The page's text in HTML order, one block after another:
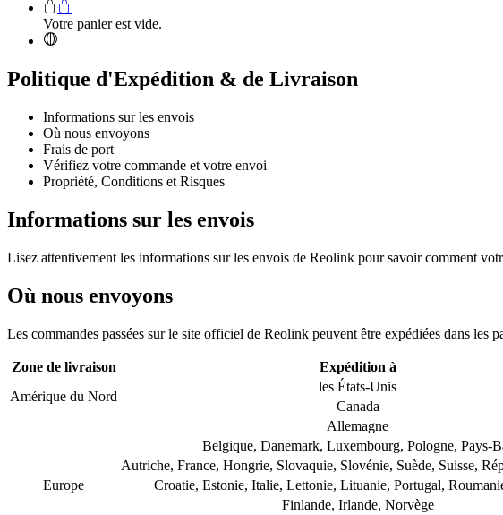
Votre panier est vide.
Politique d'Expédition & de Livraison
Informations sur les envois
Où nous envoyons
Frais de port
Vérifiez votre commande et votre envoi
Propriété, Conditions et Risques
Informations sur les envois
Lisez attentivement les informations sur les envois de Reolink pour savoir comment
Où nous envoyons
Les commandes passées sur le site officiel de Reolink peuvent être expédiées dans les
Zone de livraison Expédition à
Amérique du Nord
les États-Unis
Canada
Europe
Allemagne
Belgique, Danemark, Luxembourg, Pologne, Pays-
Autriche, France, Hongrie, Slovaquie, Slovénie, Suède, Suisse,
Croatie, Estonie, Italie, Lettonie, Lituanie, Portugal,
Finlande, Irlande, Norvège